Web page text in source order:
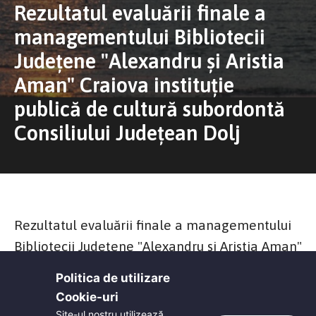
Rezultatul evaluării finale a
managementului Bibliotecii
Județene "Alexandru și Aristia
Aman" Craiova instituție
publică de cultură subordontă
Consiliului Județean Dolj
Rezultatul evaluării finale a managementului
Bibliotecii Județene "Alexandru și Aristia Aman"
Consiliului Județean Dolj
Politica de utilizare
Cookie-uri‎